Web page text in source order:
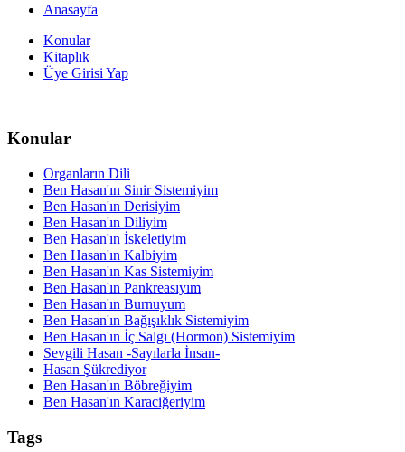
Anasayfa
Konular
Kitaplık
Üye Girisi Yap
Konular
Organların Dili
Ben Hasan'ın Sinir Sistemiyim
Ben Hasan'ın Derisiyim
Ben Hasan'ın Diliyim
Ben Hasan'ın İskeletiyim
Ben Hasan'ın Kalbiyim
Ben Hasan'ın Kas Sistemiyim
Ben Hasan'ın Pankreasıyım
Ben Hasan'ın Burnuyum
Ben Hasan'ın Bağışıklık Sistemiyim
Ben Hasan'ın İç Salgı (Hormon) Sistemiyim
Sevgili Hasan -Sayılarla İnsan-
Hasan Şükrediyor
Ben Hasan'ın Böbreğiyim
Ben Hasan'ın Karaciğeriyim
Tags